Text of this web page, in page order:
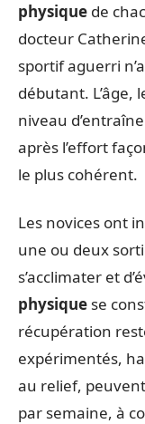
physique de
docteur
sportif aguerri
débutant. L’âge,
niveau
après l’effort
le plus cohérent.
Les novices ont
une ou deux
s’acclimater et
physique se
récupération
expérimentés,
au relief,
par semaine, à